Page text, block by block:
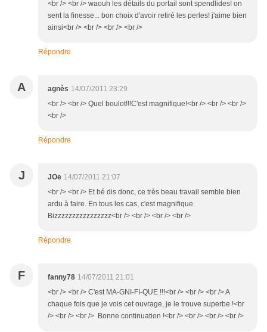
<br /> <br /> waouh les détails du portail sont spendlides! on
sent la finesse... bon choix d'avoir retiré les perles! j'aime bien
ainsi<br /> <br /> <br /> <br />
Répondre
A agnès 14/07/2011 23:29
<br /> <br /> Quel boulot!!!C'est magnifique!<br /> <br /> <br />
<br />
Répondre
J JOe 14/07/2011 21:07
<br /> <br /> Et bé dis donc, ce très beau travail semble bien
ardu à faire. En tous les cas, c'est magnifique.
Bizzzzzzzzzzzzzzzz<br /> <br /> <br /> <br />
Répondre
F fanny78 14/07/2011 21:01
<br /> <br /> C'est MA-GNI-FI-QUE !!!<br /> <br /> <br /> A
chaque fois que je vois cet ouvrage, je le trouve superbe !<br
/> <br /> <br /> Bonne continuation !<br /> <br /> <br /> <br />